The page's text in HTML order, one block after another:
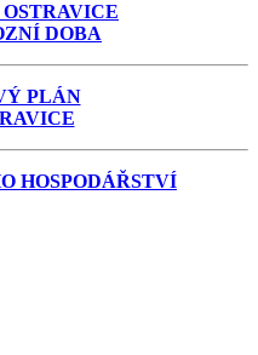
DOBA
PLÁN
HOSPODÁŘSTVÍ